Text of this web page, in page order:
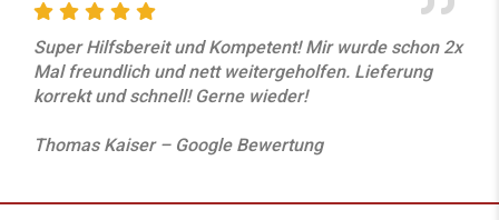
Super Hilfsbereit und Kompetent! Mir wurde schon 2x
Mal freundlich und nett weitergeholfen. Lieferung
korrekt und schnell! Gerne wieder!
Thomas Kaiser – Google Bewertung